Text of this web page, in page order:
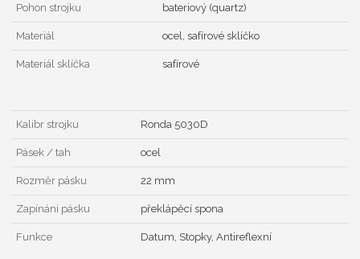
Pohon strojku bateriový (quartz)
Materiál ocel, safírové sklíčko
Materiál sklíčka safírové
Kalibr strojku Ronda 5030D
Pásek / tah ocel
Rozměr pásku 22 mm
Zapínání pásku překlápěcí spona
Funkce Datum, Stopky, Antireflexní